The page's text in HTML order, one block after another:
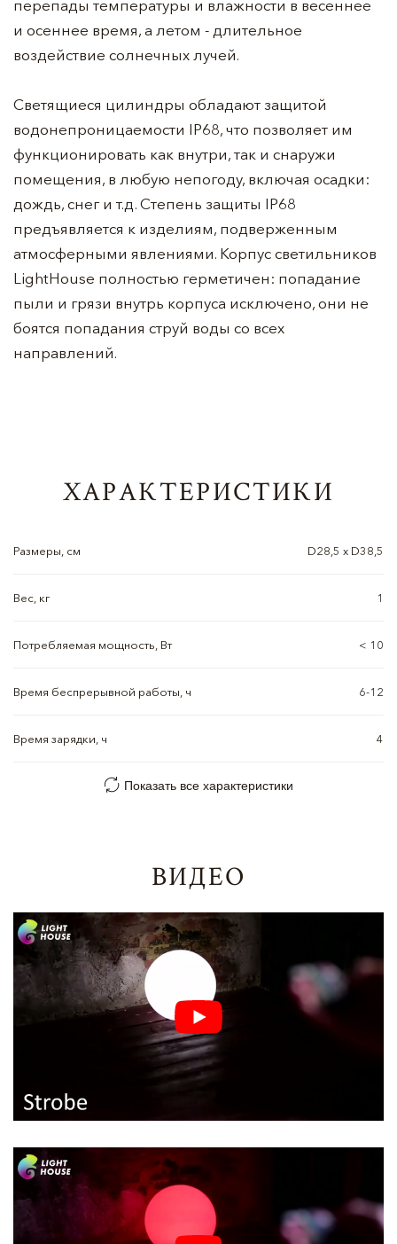
перепады температуры и влажности в весеннее
и осеннее время, а летом - длительное
воздействие солнечных лучей.
Светящиеся цилиндры обладают защитой
водонепроницаемости IP68, что позволяет им
функционировать как внутри, так и снаружи
помещения, в любую непогоду, включая осадки:
дождь, снег и т.д. Степень защиты IP68
предъявляется к изделиям, подверженным
атмосферными явлениями. Корпус светильников
LightHouse полностью герметичен: попадание
пыли и грязи внутрь корпуса исключено, они не
боятся попадания струй воды со всех
направлений.
ХАРАКТЕРИСТИКИ
Размеры, см D28,5 x D38,5
Вес, кг 1
Потребляемая мощность, Вт < 10
Время беспрерывной работы, ч 6-12
Время зарядки, ч 4
Показать все характеристики
ВИДЕО